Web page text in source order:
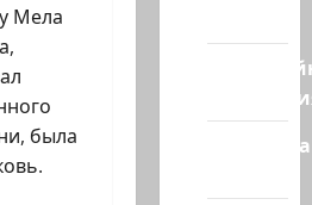
Мела
была
Полемика